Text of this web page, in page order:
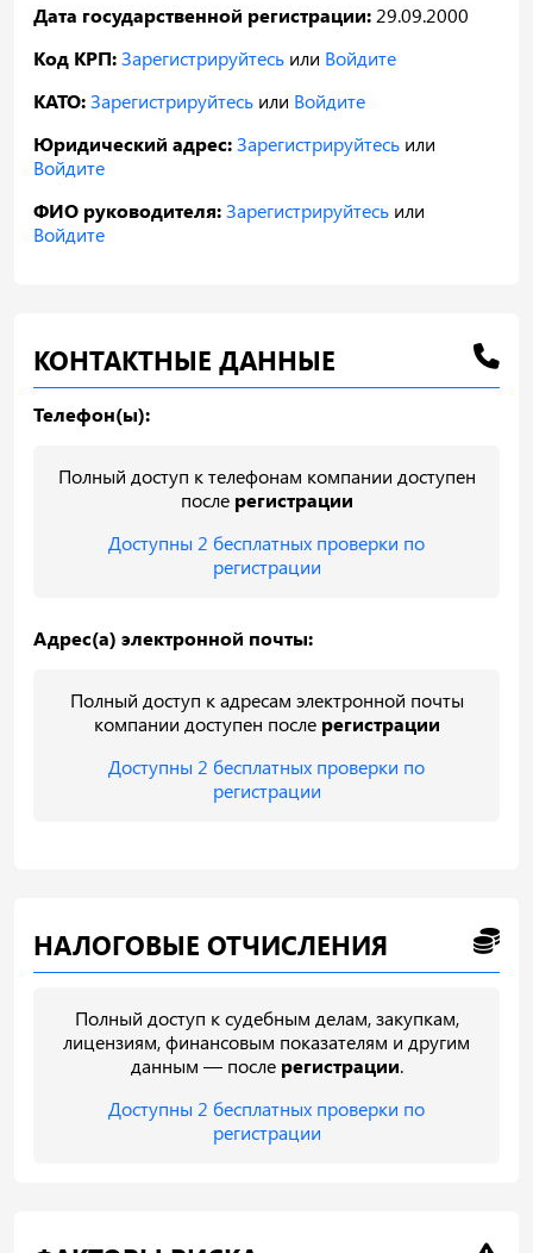
Дата государственной регистрации: 29.09.2000
Код КРП:Зарегистрируйтесь или Войдите
КАТО:Зарегистрируйтесь или Войдите
Юридический адрес:Зарегистрируйтесь или
Войдите
ФИО руководителя:Зарегистрируйтесь или
Войдите
КОНТАКТНЫЕ ДАННЫЕ
Телефон(ы):
Полный доступ к телефонам компании доступен
после регистрации
Доступны 2 бесплатных проверки по
регистрации
Адрес(а) электронной почты:
Полный доступ к адресам электронной почты
компании доступен после регистрации
Доступны 2 бесплатных проверки по
регистрации
НАЛОГОВЫЕ ОТЧИСЛЕНИЯ
Полный доступ к судебным делам, закупкам,
лицензиям, финансовым показателям и другим
данным — после регистрации.
Доступны 2 бесплатных проверки по
регистрации